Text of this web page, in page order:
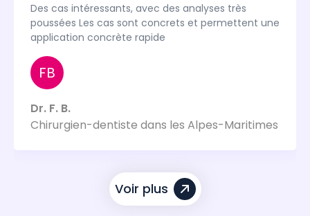
Des cas intéressants, avec des analyses très
poussées Les cas sont concrets et permettent une
application concrète rapide
FB
Dr. F. B.
Chirurgien-dentiste dans les Alpes-Maritimes
Voir plus